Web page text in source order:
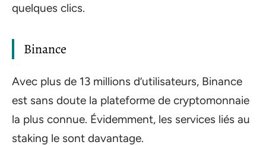
quelques clics.
Binance
Avec plus de 13 millions d’utilisateurs, Binance
est sans doute la plateforme de cryptomonnaie
la plus connue. Évidemment, les services liés au
staking le sont davantage.